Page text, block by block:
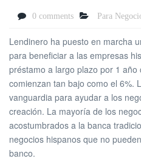
0 comments Para
Lendinero ha puesto en marcha
para beneficiar a las empresas
préstamo a largo plazo por 1
comienzan tan bajo como el 6%.
vanguardia para ayudar a los
creación. La mayoría de los
acostumbrados a la banca
negocios hispanos que no
banco.